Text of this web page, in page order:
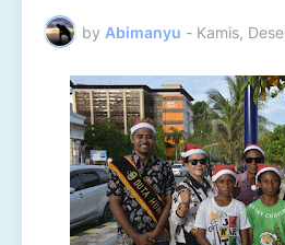
by Abimanyu - Kamis,